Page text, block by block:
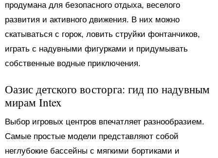
продумана для безопасного отдыха, веселого
развития и активного движения. В них можно
скатываться с горок, ловить струйки фонтанчиков,
играть с надувными фигурками и придумывать
собственные водные приключения.
Оазис детского восторга: гид по надувным
мирам Intex
Выбор игровых центров впечатляет разнообразием.
Самые простые модели представляют собой
неглубокие бассейны с мягкими бортиками и